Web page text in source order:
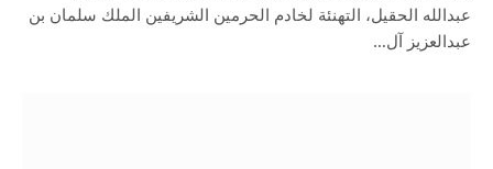
عبدالله الحقيل، التهنئة لخادم الحرمين الشريفين الملك سلمان بن
عبدالعزيز آل…